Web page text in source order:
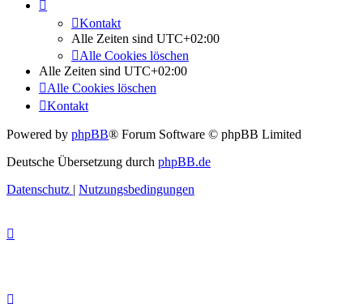
Kontakt
Alle Zeiten sind UTC+02:00
Alle Cookies löschen
Alle Zeiten sind UTC+02:00
Alle Cookies löschen
Kontakt
Powered by phpBB® Forum Software © phpBB Limited
Deutsche Übersetzung durch phpBB.de
Datenschutz | Nutzungsbedingungen